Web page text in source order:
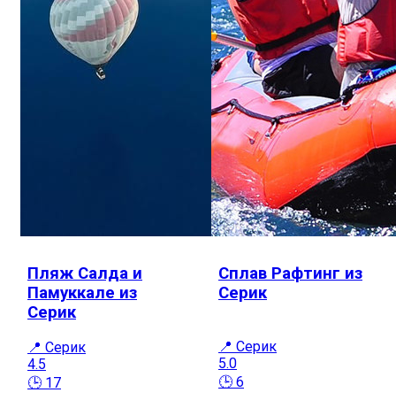
Пляж Салда и
Памуккале из
Серик
📍 Серик
4.5
🕒 17
Сплав Рафтинг из
Серик
📍 Серик
5.0
🕒 6